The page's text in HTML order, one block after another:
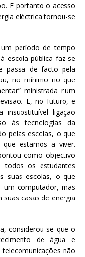
E portanto o acesso
eléctrica tornou-se
período de tempo
escola pública faz-se
passa de facto pela
no mínimo no que
ministrada num
. E, no futuro, é
insubstituível ligação
às tecnologias da
pelas escolas, o que
que estamos a viver.
como objectivo
todos os estudantes
suas escolas, o que
um computador, mas
casas de energia
considerou-se que o
de água e
não